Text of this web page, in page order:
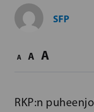
SFP
A A A
RKP:n